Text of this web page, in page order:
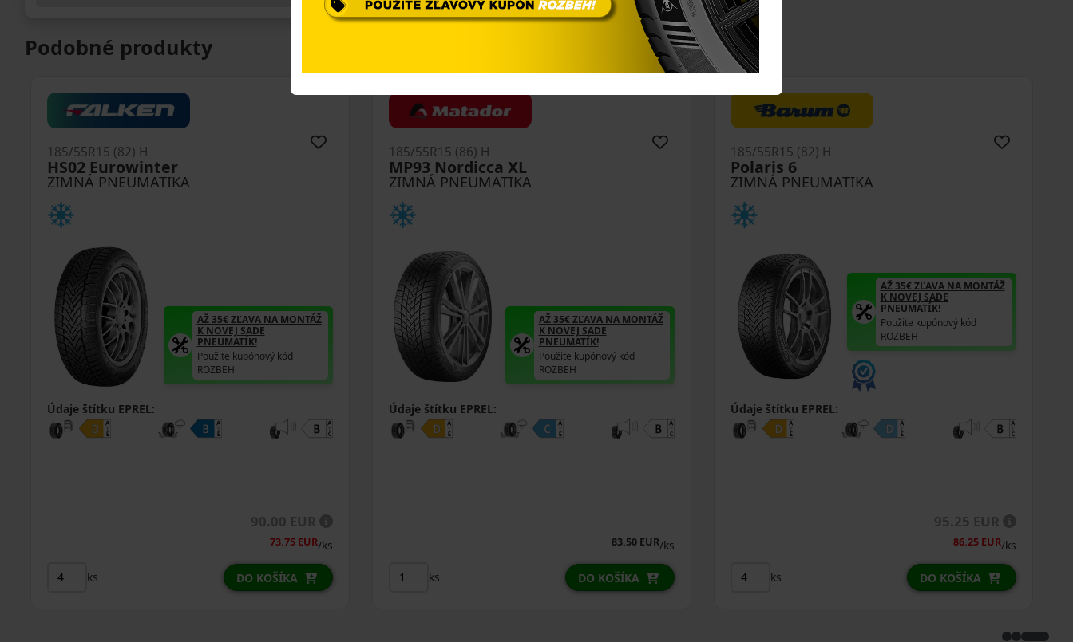
Podobné produkty
ZIMNÁ PNEUMATIKA
HS02 Eurowinter
185/55R15 (82) H
AŽ 35€ ZĽAVA NA MONTÁŽ
K NOVEJ SADE
PNEUMATÍK!
Použite kupónový kód
ROZBEH
Údaje štítku EPREL:
90.00 EUR
73.75 EUR/ks
ks DO KOŠÍKA
ZIMNÁ PNEUMATIKA
MP93 Nordicca XL
185/55R15 (86) H
AŽ 35€ ZĽAVA NA MONTÁŽ
K NOVEJ SADE
PNEUMATÍK!
Použite kupónový kód
ROZBEH
Údaje štítku EPREL:
83.50 EUR/ks
ks DO KOŠÍKA
ZIMNÁ PNEUMATIKA
Polaris 6
185/55R15 (82) H
AŽ 35€ ZĽAVA NA MONTÁŽ
K NOVEJ SADE
PNEUMATÍK!
Použite kupónový kód
ROZBEH
Údaje štítku EPREL:
95.25 EUR
86.25 EUR/ks
ks DO KOŠÍKA